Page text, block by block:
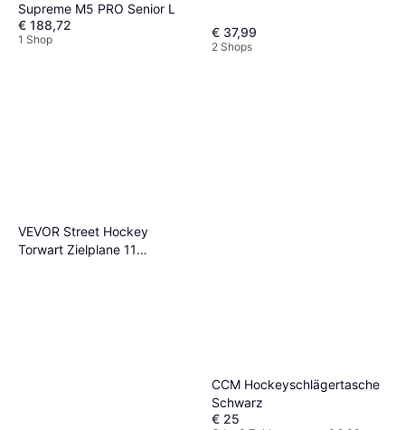
Supreme M5 PRO Senior L
€ 188,72
1 Shop € 37,99
2 Shops
VEVOR Street Hockey
Torwart Zielplane 11
CCM Hockeyschlägertasche
Schwarz
€ 25